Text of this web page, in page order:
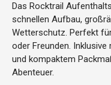
Das Rocktrail
schnellen Aufbau,
Wetterschutz. Perfekt
oder Freunden.
und kompaktem
Abenteuer.